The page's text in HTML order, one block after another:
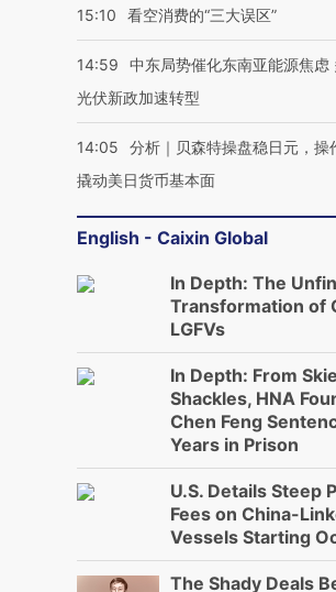
15:10 看空消费的“三大误区”
14:59
中东局势催化东南亚能源焦虑
光伏新政加速转型
14:05
分析｜贝森特操盘稳日元，操
撬动美日货币基本面
English - Caixin Global
In Depth: The
Transformation of
LGFVs
In Depth: From
Shackles, HNA
Chen Feng
Years in Prison
U.S. Details Steep
Fees on China-
Vessels Starting
The Shady Deals